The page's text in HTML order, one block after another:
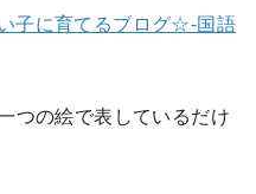
つの絵で表しているだけ